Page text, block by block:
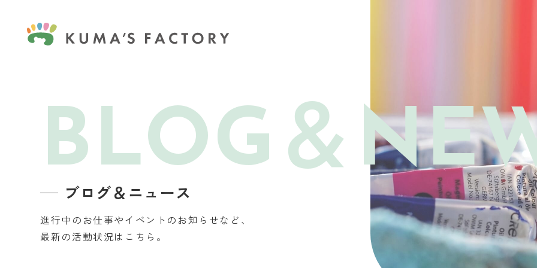
BLOG＆
ブログ＆ニュース
進行中のお仕事やイベントのお知らせなど、
最新の活動状況はこちら。